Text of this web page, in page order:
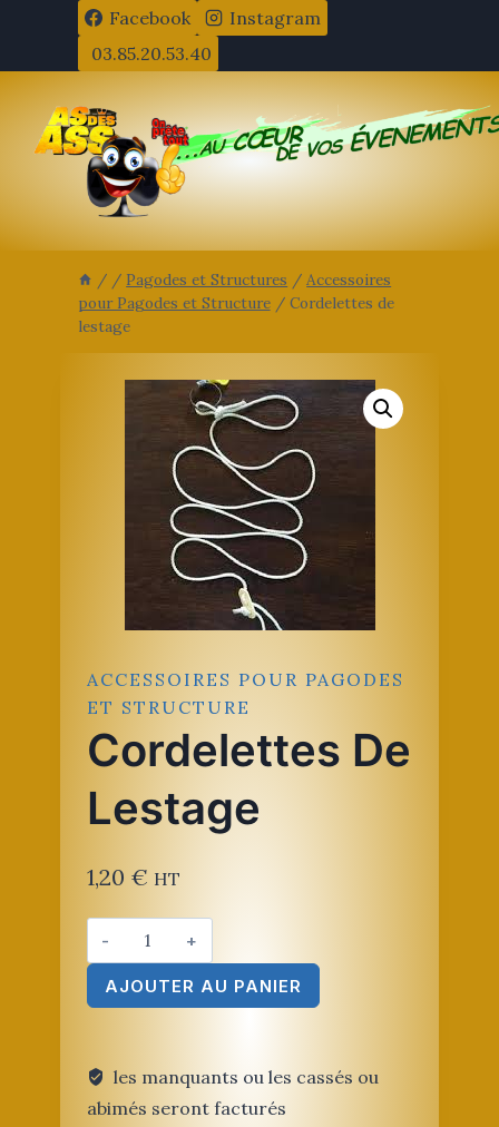
contenu
Facebook
Instagram
03.85.20.53.40
/ / Pagodes et Structures / Accessoires
pour Pagodes et Structure / Cordelettes de
lestage
ACCESSOIRES POUR PAGODES
ET STRUCTURE
Cordelettes De
Lestage
1,20 € HT
quantité
de
Cordelettes
de
AJOUTER AU PANIER
les manquants ou les cassés ou
abimés seront facturés